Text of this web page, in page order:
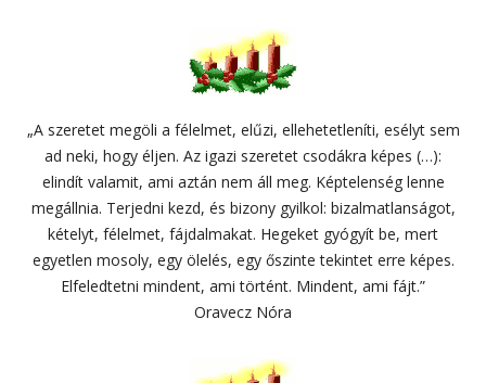
„A szeretet megöli a félelmet, elűzi, ellehetetleníti, esélyt sem
ad neki, hogy éljen. Az igazi szeretet csodákra képes (…):
elindít valamit, ami aztán nem áll meg. Képtelenség lenne
megállnia. Terjedni kezd, és bizony gyilkol: bizalmatlanságot,
kételyt, félelmet, fájdalmakat. Hegeket gyógyít be, mert
egyetlen mosoly, egy ölelés, egy őszinte tekintet erre képes.
Elfeledtetni mindent, ami történt. Mindent, ami fájt.”
Oravecz Nóra